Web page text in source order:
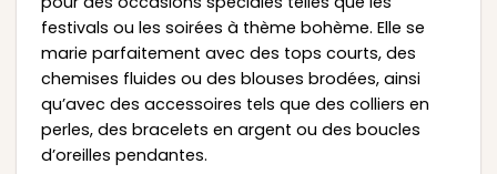
festivals ou les soirées à thème bohème. Elle se
marie parfaitement avec des tops courts, des
chemises fluides ou des blouses brodées, ainsi
qu’avec des accessoires tels que des colliers en
perles, des bracelets en argent ou des boucles
d’oreilles pendantes.